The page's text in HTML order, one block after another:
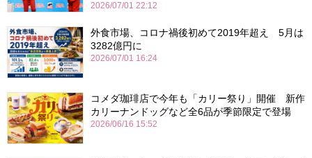
2026/07/01 22:12
外食市場、コロナ禍後初めて2019年超え 5月は
3282億円に
2026/07/01 16:24
コメダ珈琲店で今年も「カリー祭り」開催 新作
カリーナンドッグなど全6品が季節限定で登場
2026/06/16 15:52